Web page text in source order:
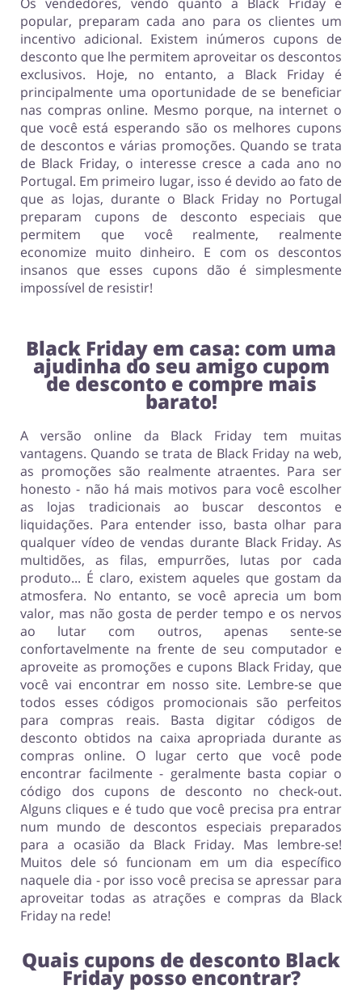
popular, preparam cada ano para os clientes um
incentivo adicional. Existem inúmeros cupons de
desconto que lhe permitem aproveitar os descontos
exclusivos. Hoje, no entanto, a Black Friday é
principalmente uma oportunidade de se beneficiar
nas compras online. Mesmo porque, na internet o
que você está esperando são os melhores cupons
de descontos e várias promoções. Quando se trata
de Black Friday, o interesse cresce a cada ano no
Portugal. Em primeiro lugar, isso é devido ao fato de
que as lojas, durante o Black Friday no Portugal
preparam cupons de desconto especiais que
permitem que você realmente, realmente
economize muito dinheiro. E com os descontos
insanos que esses cupons dão é simplesmente
impossível de resistir!
Black Friday em casa: com uma
ajudinha do seu amigo cupom
de desconto e compre mais
barato!
A versão online da Black Friday tem muitas
vantagens. Quando se trata de Black Friday na web,
as promoções são realmente atraentes. Para ser
honesto - não há mais motivos para você escolher
as lojas tradicionais ao buscar descontos e
liquidações. Para entender isso, basta olhar para
qualquer vídeo de vendas durante Black Friday. As
multidões, as filas, empurrões, lutas por cada
produto... É claro, existem aqueles que gostam da
atmosfera. No entanto, se você aprecia um bom
valor, mas não gosta de perder tempo e os nervos
ao lutar com outros, apenas sente-se
confortavelmente na frente de seu computador e
aproveite as promoções e cupons Black Friday, que
você vai encontrar em nosso site. Lembre-se que
todos esses códigos promocionais são perfeitos
para compras reais. Basta digitar códigos de
desconto obtidos na caixa apropriada durante as
compras online. O lugar certo que você pode
encontrar facilmente - geralmente basta copiar o
código dos cupons de desconto no check-out.
Alguns cliques e é tudo que você precisa pra entrar
num mundo de descontos especiais preparados
para a ocasião da Black Friday. Mas lembre-se!
Muitos dele só funcionam em um dia específico
naquele dia - por isso você precisa se apressar para
aproveitar todas as atrações e compras da Black
Friday na rede!
Quais cupons de desconto Black
Friday posso encontrar?